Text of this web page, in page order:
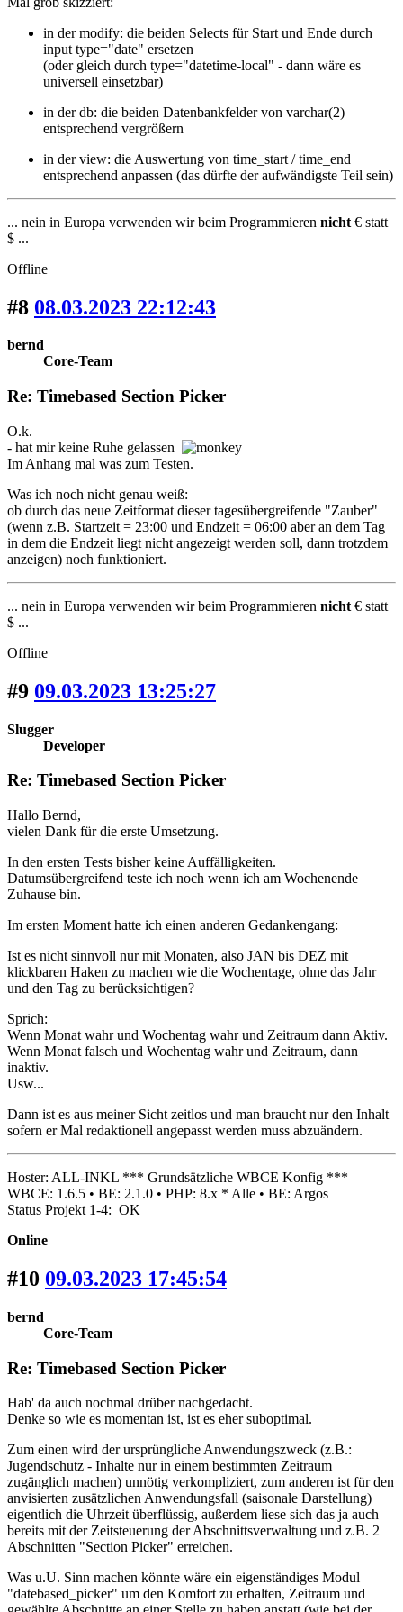
in der modify: die beiden Selects für Start und Ende durch
input type="date" ersetzen
(oder gleich durch type="datetime-local" - dann wäre es
universell einsetzbar)
in der db: die beiden Datenbankfelder von varchar(2)
entsprechend vergrößern
in der view: die Auswertung von time_start / time_end
entsprechend anpassen (das dürfte der aufwändigste Teil sein)
... nein in Europa verwenden wir beim Programmieren nicht € statt
$ ...
Offline
#8 08.03.2023 22:12:43
bernd
Core-Team
Re: Timebased Section Picker
O.k.
- hat mir keine Ruhe gelassen
Im Anhang mal was zum Testen.
Was ich noch nicht genau weiß:
ob durch das neue Zeitformat dieser tagesübergreifende "Zauber"
(wenn z.B. Startzeit = 23:00 und Endzeit = 06:00 aber an dem Tag
in dem die Endzeit liegt nicht angezeigt werden soll, dann trotzdem
anzeigen) noch funktioniert.
... nein in Europa verwenden wir beim Programmieren nicht € statt
$ ...
Offline
#9 09.03.2023 13:25:27
Slugger
Developer
Re: Timebased Section Picker
Hallo Bernd,
vielen Dank für die erste Umsetzung.
In den ersten Tests bisher keine Auffälligkeiten.
Datumsübergreifend teste ich noch wenn ich am Wochenende
Zuhause bin.
Im ersten Moment hatte ich einen anderen Gedankengang:
Ist es nicht sinnvoll nur mit Monaten, also JAN bis DEZ mit
klickbaren Haken zu machen wie die Wochentage, ohne das Jahr
und den Tag zu berücksichtigen?
Sprich:
Wenn Monat wahr und Wochentag wahr und Zeitraum dann Aktiv.
Wenn Monat falsch und Wochentag wahr und Zeitraum, dann
inaktiv.
Usw...
Dann ist es aus meiner Sicht zeitlos und man braucht nur den Inhalt
sofern er Mal redaktionell angepasst werden muss abzuändern.
Hoster: ALL-INKL *** Grundsätzliche WBCE Konfig ***
WBCE: 1.6.5 • BE: 2.1.0 • PHP: 8.x * Alle • BE: Argos
Status Projekt 1-4: OK
Online
#10 09.03.2023 17:45:54
bernd
Core-Team
Re: Timebased Section Picker
Hab' da auch nochmal drüber nachgedacht.
Denke so wie es momentan ist, ist es eher suboptimal.
Zum einen wird der ursprüngliche Anwendungszweck (z.B.:
Jugendschutz - Inhalte nur in einem bestimmten Zeitraum
zugänglich machen) unnötig verkompliziert, zum anderen ist für den
anvisierten zusätzlichen Anwendungsfall (saisonale Darstellung)
eigentlich die Uhrzeit überflüssig, außerdem liese sich das ja auch
bereits mit der Zeitsteuerung der Abschnittsverwaltung und z.B. 2
Abschnitten "Section Picker" erreichen.
Was u.U. Sinn machen könnte wäre ein eigenständiges Modul
"datebased_picker" um den Komfort zu erhalten, Zeitraum und